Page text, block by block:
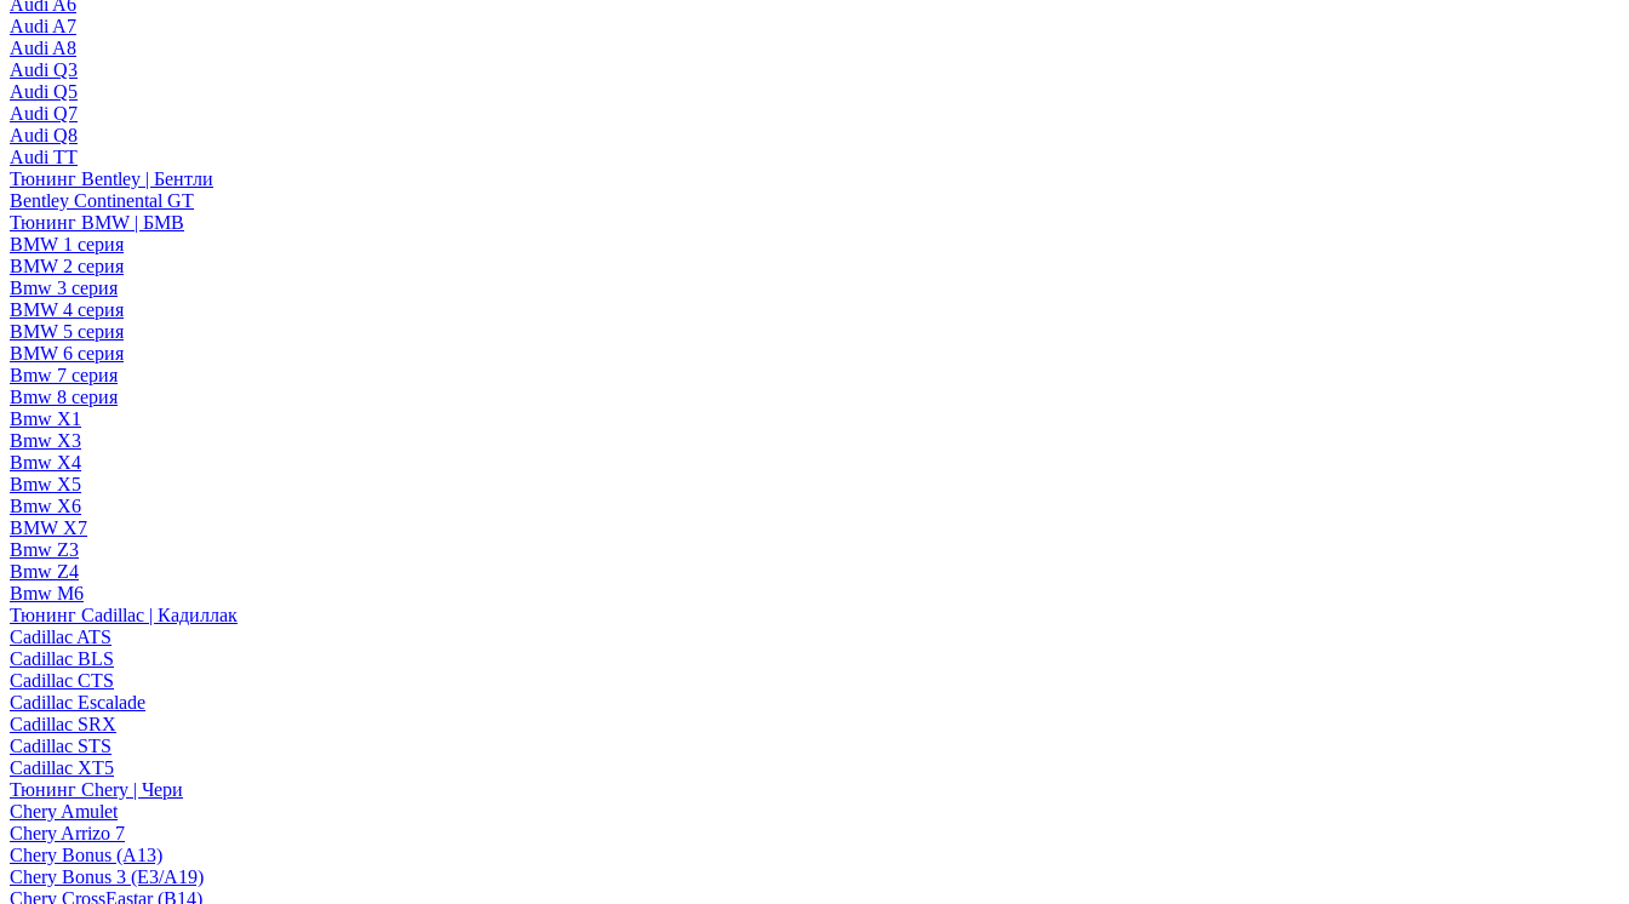
Audi A6
Audi A7
Audi A8
Audi Q3
Audi Q5
Audi Q7
Audi Q8
Audi TT
Тюнинг Bentley | Бентли
Bentley Continental GT
Тюнинг BMW | БМВ
BMW 1 серия
BMW 2 серия
Bmw 3 серия
BMW 4 серия
BMW 5 серия
BMW 6 серия
Bmw 7 серия
Bmw 8 серия
Bmw X1
Bmw X3
Bmw X4
Bmw X5
Bmw X6
BMW X7
Bmw Z3
Bmw Z4
Bmw М6
Тюнинг Cadillac | Кадиллак
Cadillac ATS
Cadillac BLS
Cadillac CTS
Cadillac Escalade
Cadillac SRX
Cadillac STS
Cadillac XT5
Тюнинг Chery | Чери
Chery Amulet
Chery Arrizo 7
Chery Bonus (A13)
Chery Bonus 3 (E3/A19)
Chery CrossEastar (B14)